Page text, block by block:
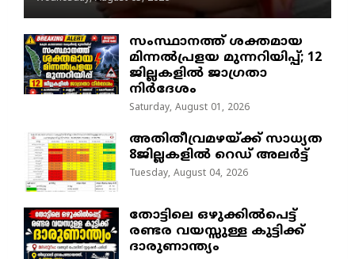
സംസ്ഥാനത്ത് ശക്തമായ
മിന്നൽപ്രളയ മുന്നറിയിപ്പ്; 12
ജില്ലകളിൽ ജാഗ്രതാ
നിർദേശം
Saturday, August 01, 2026
അതിതീവ്രമഴയ്ക്ക് സാധ്യത
8ജില്ലകളിൽ റെഡ് അലർട്ട്
Tuesday, August 04, 2026
തോട്ടിലെ ഒഴുക്കിൽപെട്ട്
രണ്ടര വയസ്സുള്ള കുട്ടിക്ക്
ദാരുണാന്ത്യം